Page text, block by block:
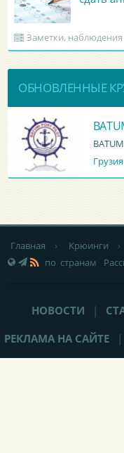
Заметки, наблюдения
ОБНОВЛЕННЫЕ
Грузия
Главная › Крюинги ›
по странам
НОВОСТИ |
РЕКЛАМА НА САЙТЕ
|